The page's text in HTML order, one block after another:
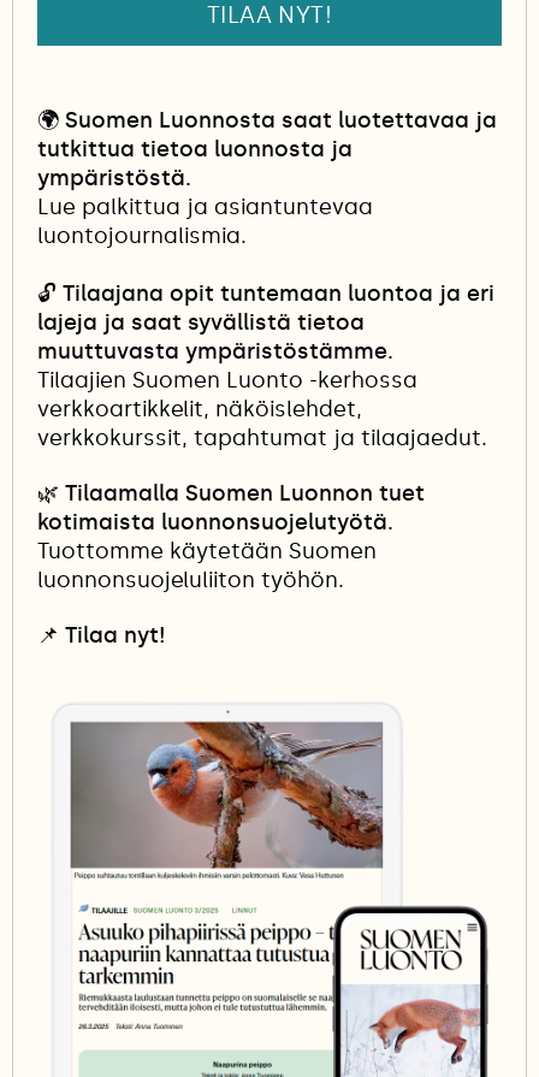
TILAA NYT!
🌍 Suomen Luonnosta saat luotettavaa ja
tutkittua tietoa luonnosta ja
ympäristöstä.
Lue palkittua ja asiantuntevaa
luontojournalismia.
🔓 Tilaajana opit tuntemaan luontoa ja eri
lajeja ja saat syvällistä tietoa
muuttuvasta ympäristöstämme.
Tilaajien Suomen Luonto -kerhossa
verkkoartikkelit, näköislehdet,
verkkokurssit, tapahtumat ja tilaajaedut.
🌿 Tilaamalla Suomen Luonnon tuet
kotimaista luonnonsuojelutyötä.
Tuottomme käytetään Suomen
luonnonsuojeluliiton työhön.
📌 Tilaa nyt!